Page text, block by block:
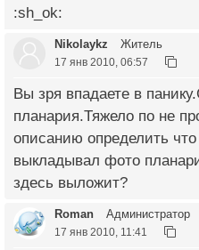
:sh_ok:
Nikolaykz Житель
17 янв 2010, 06:57
Вы зря впадаете в
планария.Тяжело по не
описанию определить
выкладывал фото
здесь выложит?
Roman Администратор
17 янв 2010, 11:41